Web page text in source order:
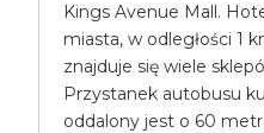
Kings Avenue Mall.
miasta, w odległości 1
znajduje się wiele
Przystanek autobusu
oddalony jest o 60